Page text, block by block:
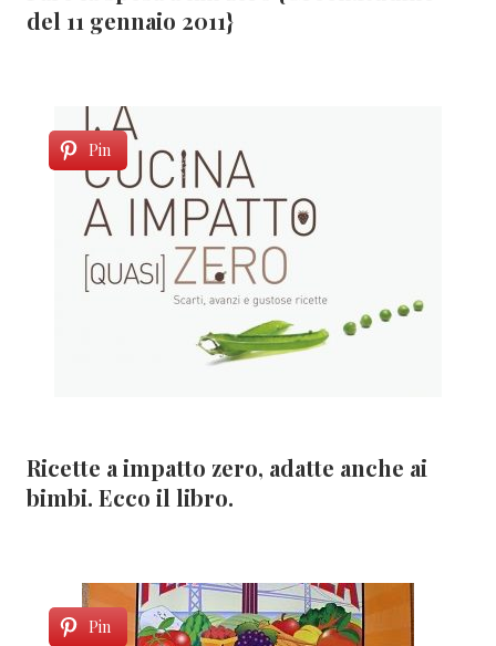
del 11 gennaio 2011}
Pin
Ricette a impatto zero, adatte anche ai
bimbi. Ecco il libro.
Pin